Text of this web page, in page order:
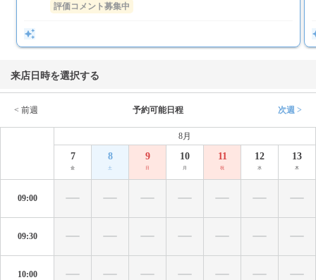
評価コメント募集中
来店日時を選択する
< 前週 予約可能日程 次週 >
8月
7
金
8
土
9
日
10
月
11
祝
12
水
13
木
09:00
09:30
10:00